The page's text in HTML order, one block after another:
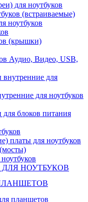
для ноутбуков
(встраиваемые)
ноутбуков
(крышки)
Аудио, Видео, USB,
для
для ноутбуков
блоков питания
платы для ноутбуков
ДЛЯ НОУТБУКОВ
планшетов